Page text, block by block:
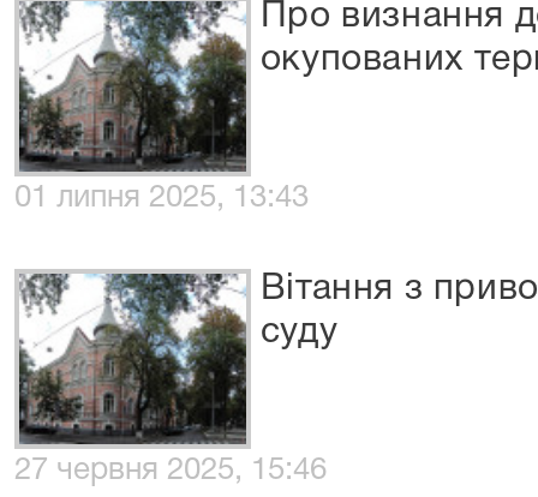
Про визнання
окупованих
01 липня 2025, 13:43
Вітання з
суду
27 червня 2025, 15:46